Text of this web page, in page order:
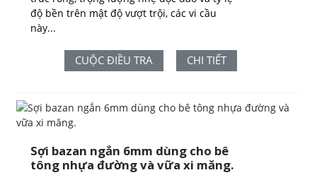
độ bền trên mật độ vượt trội, các vi cầu
này...
CUỘC ĐIỀU TRA CHI TIẾT
Sợi bazan ngắn 6mm dùng cho bê
tông nhựa đường và vữa xi măng.